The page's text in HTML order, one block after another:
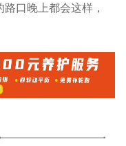
口晚上都会这样，